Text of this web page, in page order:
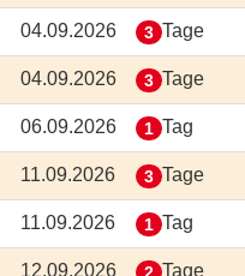
04.09.2026 3 Tage
04.09.2026 3 Tage
06.09.2026 1 Tag
11.09.2026 3 Tage
11.09.2026 1 Tag
12.09.2026 2 Tage